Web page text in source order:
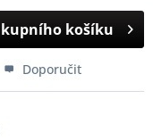
košíku
Doporučit